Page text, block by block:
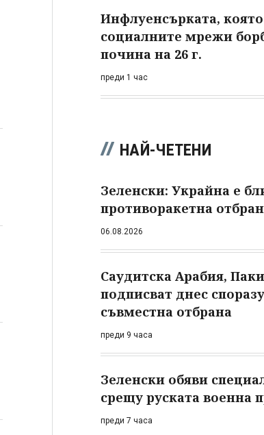
Инфлуенсърката,
социалните мрежи
почина на 26 г.
преди 1 час
НАЙ-ЧЕТЕНИ
Зеленски: Украйна е
противоракетна
06.08.2026
Саудитска Арабия,
подписват днес
съвместна отбрана
преди 9 часа
Зеленски обяви
срещу руската военна
преди 7 часа